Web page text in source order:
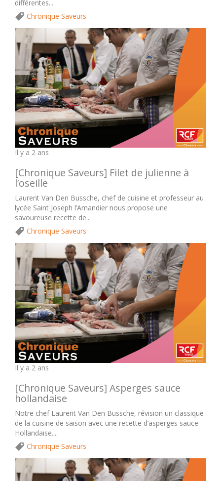
différentes...
Chronique Saveurs
Il y a 2 ans
[Chronique Saveurs] Filet de julienne à
l’oseille
Laurent Van Den Bussche, chef de cuisine et professeur au
lycée Saint Joseph l’Amandier nous propose une
savoureuse recette de...
Chronique Saveurs
Il y a 2 ans
[Chronique Saveurs] Asperges sauce
hollandaise
Notre chef Laurent Van Den Bussche, révision un classique
de la cuisine de saison avec une recette d’asperges sauce
Hollandaise....
Chronique Saveurs